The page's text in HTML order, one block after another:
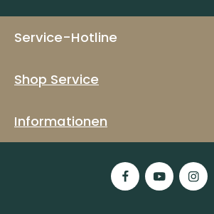
Service-Hotline
Shop Service
Informationen